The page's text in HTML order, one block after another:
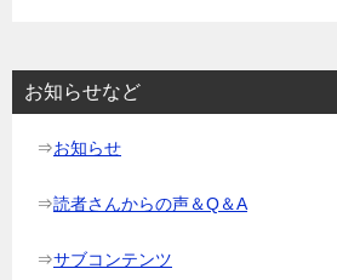
お知らせなど
⇒お知らせ
⇒読者さんからの声＆Q＆A
⇒サブコンテンツ